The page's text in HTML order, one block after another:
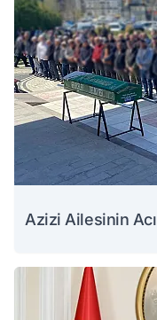
Azizi Ailesinin